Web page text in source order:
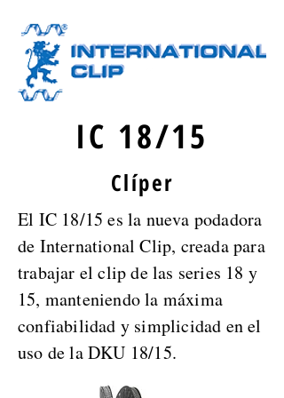
IC 18/15
Clíper
El IC 18/15 es la nueva podadora
de International Clip, creada para
trabajar el clip de las series 18 y
15, manteniendo la máxima
confiabilidad y simplicidad en el
uso de la DKU 18/15.